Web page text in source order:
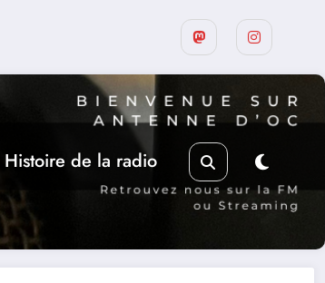
Histoire de la radio